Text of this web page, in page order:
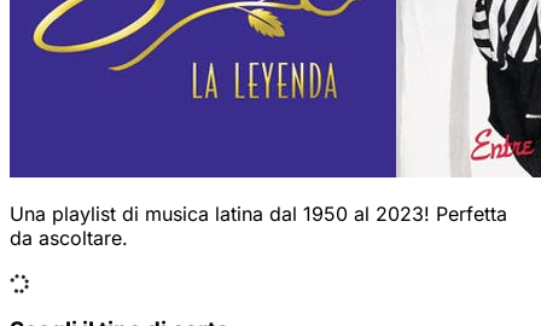
Una playlist di musica latina dal 1950 al 2023! Perfetta
da ascoltare.